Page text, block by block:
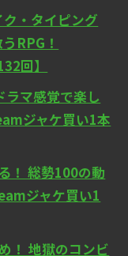
ク・タイピング
RPG！
回】
ラマ感覚で楽し
ジャケ買い1本
！ 総勢100の動
ジャケ買い1
！ 地獄のコンビ